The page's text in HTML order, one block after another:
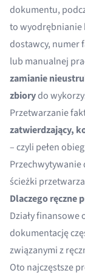
dokumentu,
to wyodrębnianie
dostawcy, numer
lub manualnej
zamianie
zbiorydo
Przetwarzanie
zatwierdzający,
– czyli pełen
Przechwytywanie
ścieżki
Dlaczego ręczne
Działy finansowe
dokumentację
związanymi z
Oto najczęstsze